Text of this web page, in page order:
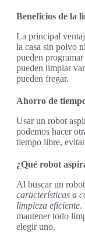
Beneficios de la
La principal
la casa sin polvo
pueden
pueden limpiar
pueden fregar.
Ahorro de
Usar un robot
podemos hacer
tiempo libre,
¿Qué robot
Al buscar un
características a
limpieza eficiente.
mantener todo
elegir uno.